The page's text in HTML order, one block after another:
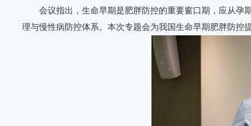
会议指出，生命早期是肥胖防控的重要窗口期，应从孕
理与慢性病防控体系。本次专题会为我国生命早期肥胖防控